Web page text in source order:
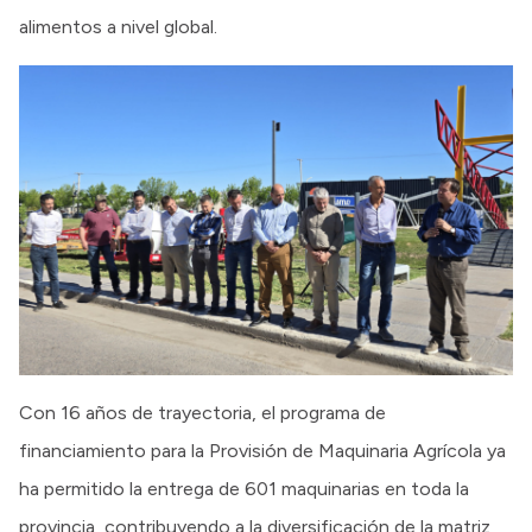
alimentos a nivel global.
Con 16 años de trayectoria, el programa de
financiamiento para la Provisión de Maquinaria Agrícola ya
ha permitido la entrega de 601 maquinarias en toda la
provincia, contribuyendo a la diversificación de la matriz